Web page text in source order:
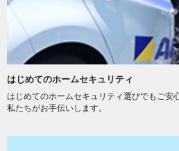
はじめてのホームセキュリティ
はじめてのホームセキュリティ選びでもご安
私たちがお手伝いします。